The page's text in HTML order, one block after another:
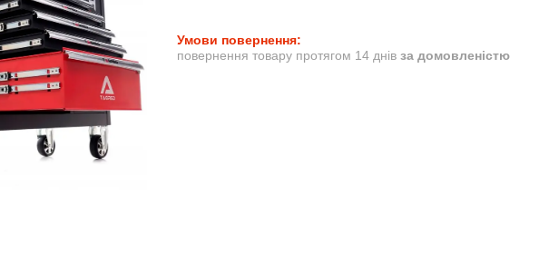
повернення товару протягом 14 днів за домовленістю